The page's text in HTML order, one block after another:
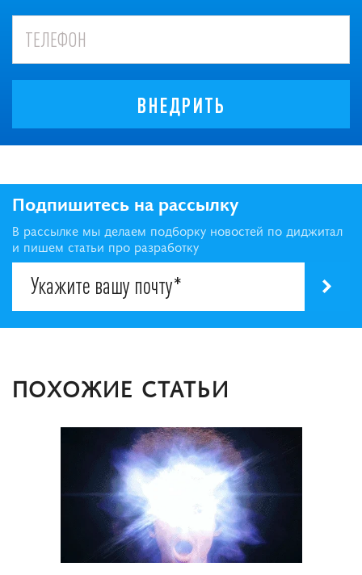
ВНЕДРИТЬ
Подпишитесь на рассылку
В рассылке мы делаем подборку новостей по диджитал
и пишем статьи про разработку
ПОХОЖИЕ СТАТЬИ